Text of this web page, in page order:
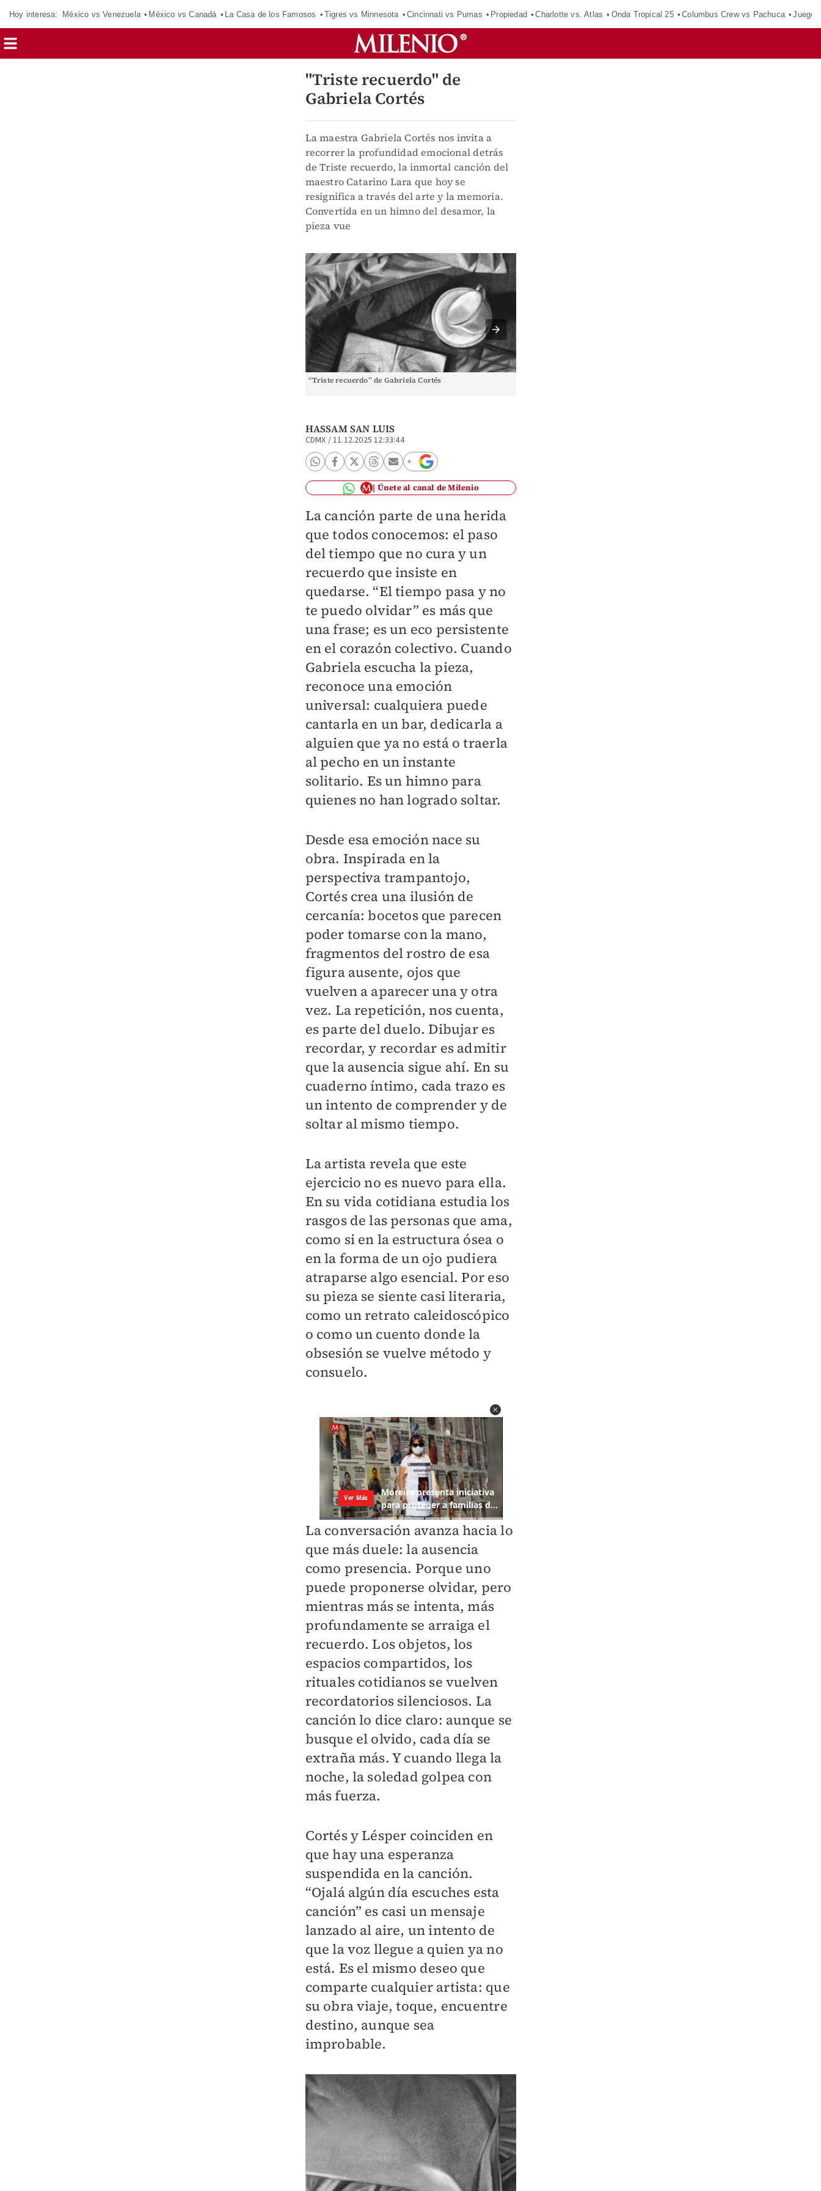
Hoy interesa: México vs Venezuela México vs Canadá La Casa de los Famosos Tigres vs Minnesota Cincinnati vs Pumas Propiedad Charlotte vs. Atlas Onda Tropical 25 Columbus Crew vs Pachuca
"Triste recuerdo" de
Gabriela Cortés
La maestra Gabriela Cortés nos invita a
recorrer la profundidad emocional detrás
de Triste recuerdo, la inmortal canción del
maestro Catarino Lara que hoy se
resignifica a través del arte y la memoria.
Convertida en un himno del desamor, la
pieza vue
“Triste recuerdo” de Gabriela Cortés
HASSAM SAN LUIS
CDMX /11.12.2025 12:33:44
Únete al canal de Milenio
La canción parte de una herida
que todos conocemos: el paso
del tiempo que no cura y un
recuerdo que insiste en
quedarse. “El tiempo pasa y no
te puedo olvidar” es más que
una frase; es un eco persistente
en el corazón colectivo. Cuando
Gabriela escucha la pieza,
reconoce una emoción
universal: cualquiera puede
cantarla en un bar, dedicarla a
alguien que ya no está o traerla
al pecho en un instante
solitario. Es un himno para
quienes no han logrado soltar.
Desde esa emoción nace su
obra. Inspirada en la
perspectiva trampantojo,
Cortés crea una ilusión de
cercanía: bocetos que parecen
poder tomarse con la mano,
fragmentos del rostro de esa
figura ausente, ojos que
vuelven a aparecer una y otra
vez. La repetición, nos cuenta,
es parte del duelo. Dibujar es
recordar, y recordar es admitir
que la ausencia sigue ahí. En su
cuaderno íntimo, cada trazo es
un intento de comprender y de
soltar al mismo tiempo.
La artista revela que este
ejercicio no es nuevo para ella.
En su vida cotidiana estudia los
rasgos de las personas que ama,
como si en la estructura ósea o
en la forma de un ojo pudiera
atraparse algo esencial. Por eso
su pieza se siente casi literaria,
como un retrato caleidoscópico
o como un cuento donde la
obsesión se vuelve método y
consuelo.
La conversación avanza hacia lo
que más duele: la ausencia
como presencia. Porque uno
puede proponerse olvidar, pero
mientras más se intenta, más
profundamente se arraiga el
recuerdo. Los objetos, los
espacios compartidos, los
rituales cotidianos se vuelven
recordatorios silenciosos. La
canción lo dice claro: aunque se
busque el olvido, cada día se
extraña más. Y cuando llega la
noche, la soledad golpea con
más fuerza.
Cortés y Lésper coinciden en
que hay una esperanza
suspendida en la canción.
“Ojalá algún día escuches esta
canción” es casi un mensaje
lanzado al aire, un intento de
que la voz llegue a quien ya no
está. Es el mismo deseo que
comparte cualquier artista: que
su obra viaje, toque, encuentre
destino, aunque sea
improbable.